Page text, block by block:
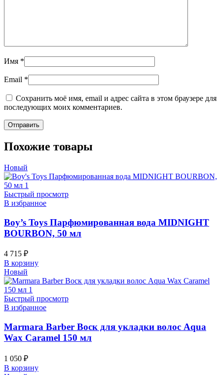
Имя *
Email *
Сохранить моё имя, email и адрес сайта в этом браузере для
последующих моих комментариев.
Похожие товары
Новый
Быстрый просмотр
В избранное
Boy’s Toys Парфюмированная вода MIDNIGHT
BOURBON, 50 мл
4 715 ₽
В корзину
Новый
Быстрый просмотр
В избранное
Marmara Barber Воск для укладки волос Aqua
Wax Caramel 150 мл
1 050 ₽
В корзину